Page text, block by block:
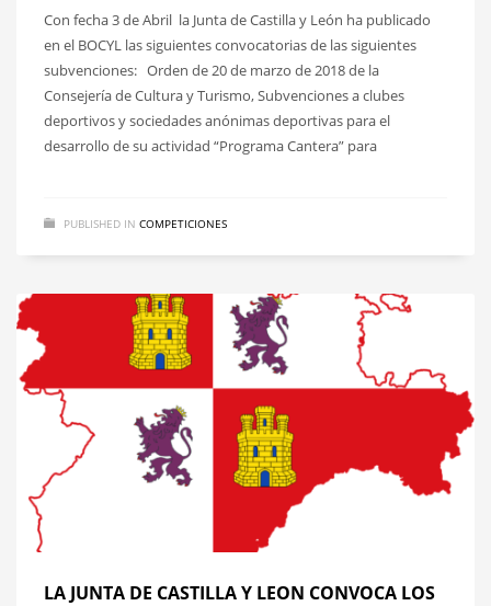
Con fecha 3 de Abril la Junta de Castilla y León ha publicado
en el BOCYL las siguientes convocatorias de las siguientes
subvenciones: Orden de 20 de marzo de 2018 de la
Consejería de Cultura y Turismo, Subvenciones a clubes
deportivos y sociedades anónimas deportivas para el
desarrollo de su actividad “Programa Cantera” para
PUBLISHED IN COMPETICIONES
LA JUNTA DE CASTILLA Y LEON CONVOCA LOS